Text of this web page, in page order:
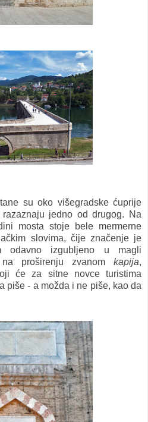
su oko višegradske ćuprije
jedno od drugog.
Na
mosta stoje bele mermerne
slovima, čije značenje je
odavno izgubljeno u magli
proširenju zvanom kapija,
će za sitne novce turistima
piše - a možda i ne piše, kao da